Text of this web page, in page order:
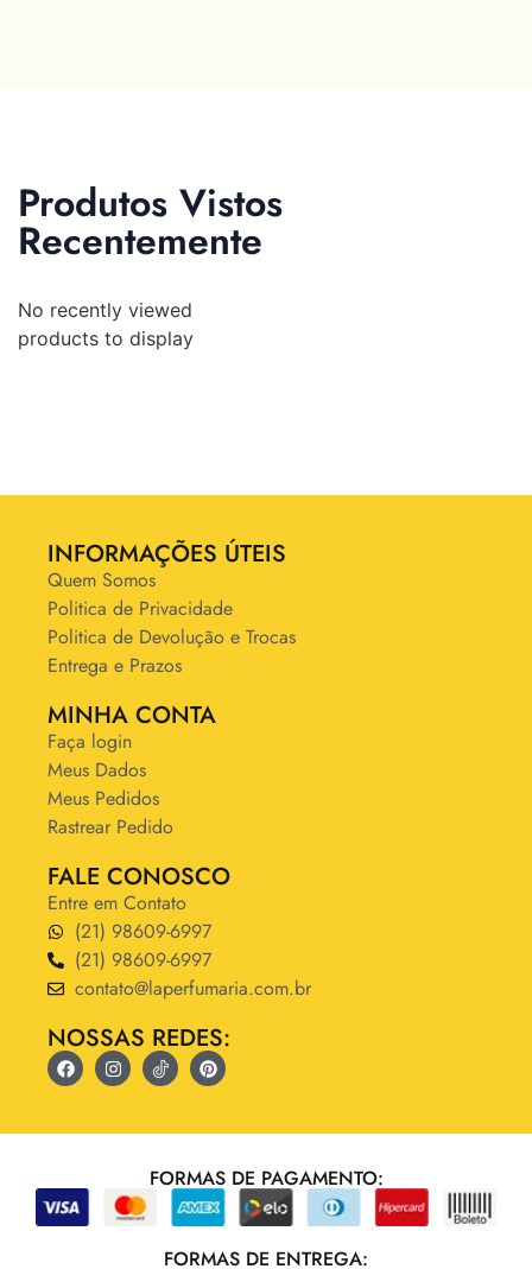
Produtos Vistos
Recentemente
No recently viewed
products to display
INFORMAÇÕES ÚTEIS
Quem Somos
Politica de Privacidade
Politica de Devolução e Trocas
Entrega e Prazos
MINHA CONTA
Faça login
Meus Dados
Meus Pedidos
Rastrear Pedido
FALE CONOSCO
Entre em Contato
(21) 98609-6997
(21) 98609-6997
contato@laperfumaria.com.br
NOSSAS REDES:
FORMAS DE PAGAMENTO:
FORMAS DE ENTREGA: